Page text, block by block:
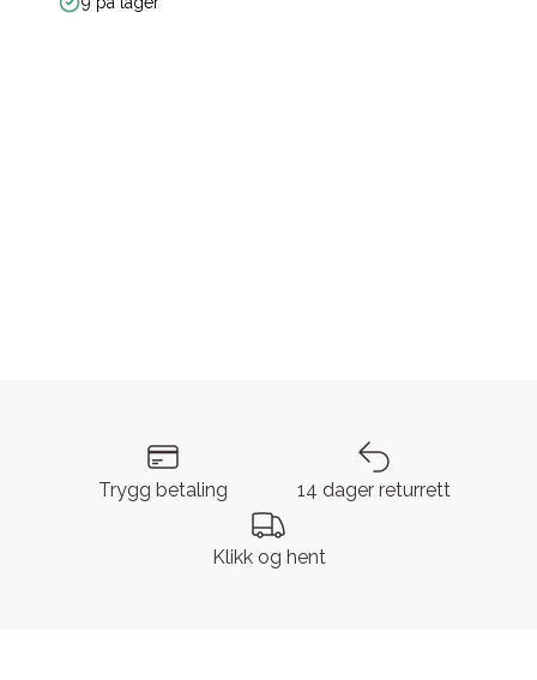
Trygg betaling 14 dager returrett
Klikk og hent